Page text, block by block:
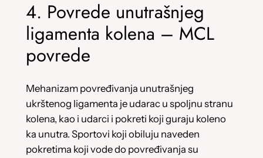
4. Povrede unutrašnjeg
ligamenta kolena – MCL
povrede
Mehanizam povređivanja unutrašnjeg
ukrštenog ligamenta je udarac u spoljnu stranu
kolena, kao i udarci i pokreti koji guraju koleno
ka unutra. Sportovi koji obiluju naveden
pokretima koji vode do povređivanja su